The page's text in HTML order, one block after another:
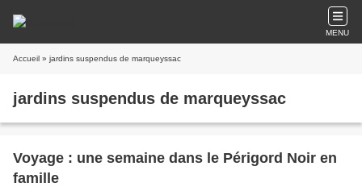
MENU
Accueil » jardins suspendus de marqueyssac
jardins suspendus de marqueyssac
Voyage : une semaine dans le Périgord Noir en
famille